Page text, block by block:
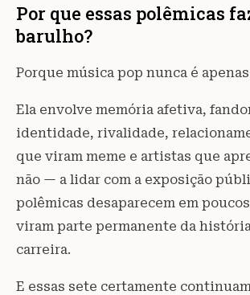
Por que essas polêmicas
barulho?
Porque música pop nunca é
Ela envolve memória afetiva,
identidade, rivalidade,
que viram meme e artistas que
não — a lidar com a exposição
polêmicas desaparecem em
viram parte permanente da
carreira.
E essas sete certamente